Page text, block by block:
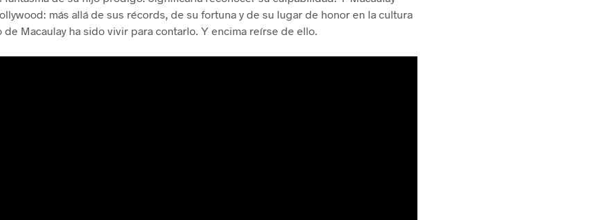
más allá de sus récords, de su fortuna y de su lugar de honor en la cultura
Macaulay ha sido vivir para contarlo. Y encima reírse de ello.